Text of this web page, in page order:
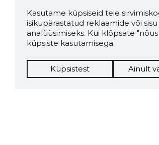
Kasutame küpsiseid teie
isikupärastatud reklaamide või
analüüsimiseks. Kui klõpsate
küpsiste kasutamisega.
Küpsistest Ainult